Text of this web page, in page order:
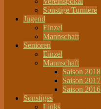
Sonstige Turniere
Jugend
Einzel
Mannschaft
Senioren
Einzel
Mannschaft
Saison 2018
Saison 2017
Saison 2016
Sonstiges
Links